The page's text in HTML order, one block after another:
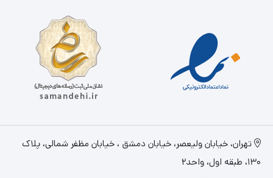
تهران، خيابان وليعصر، خیابان دمشق ، خیابان مظفر شمالی، پلاک
130، طبقه اول، واحد2